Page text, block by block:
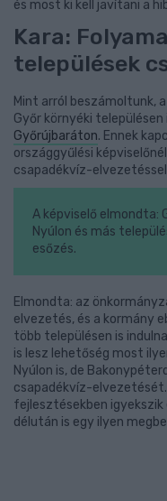
és most ki kell javítani a
Kara:
települések
Mint arról beszámoltunk,
Győr környéki
Győrújbaráton. Ennek
országgyűlési
csapadékvíz-
A képviselő elmondta:
Nyúlon és más
esőzés.
Elmondta: az
elvezetés, és a kormány
több településen is
is lesz lehetőség most
Nyúlon is, de
csapadékvíz-elvezetését.
fejlesztésekben
délután is egy ilyen